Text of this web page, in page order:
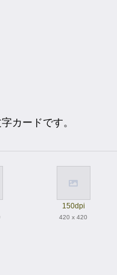
カードです。
150dpi
420 x 420